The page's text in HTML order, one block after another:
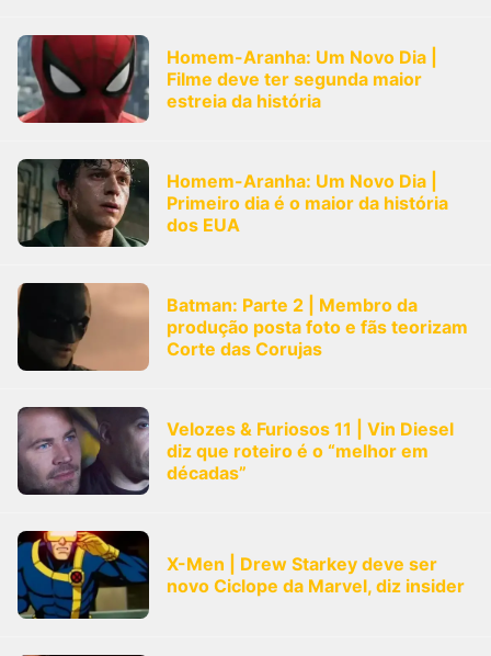
Homem-Aranha: Um Novo Dia |
Filme deve ter segunda maior
estreia da história
Homem-Aranha: Um Novo Dia |
Primeiro dia é o maior da história
dos EUA
Batman: Parte 2 | Membro da
produção posta foto e fãs teorizam
Corte das Corujas
Velozes & Furiosos 11 | Vin Diesel
diz que roteiro é o “melhor em
décadas”
X-Men | Drew Starkey deve ser
novo Ciclope da Marvel, diz insider